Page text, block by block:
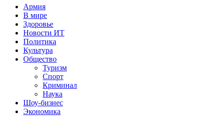
Армия
В мире
Здоровье
Новости ИТ
Политика
Культура
Общество
Туризм
Спорт
Криминал
Наука
Шоу-бизнес
Экономика